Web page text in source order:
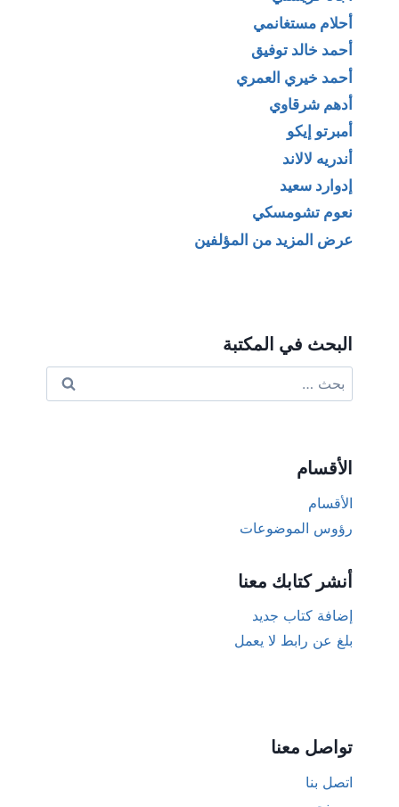
أحلام مستغانمي
أحمد خالد توفيق
أحمد خيري العمري
أدهم شرقاوي
أمبرتو إيكو
أندريه لالاند
إدوارد سعيد
نعوم تشومسكي
عرض المزيد من المؤلفين
البحث في المكتبة
عن:
الأقسام
الأقسام
رؤوس الموضوعات
أنشر كتابك معنا
إضافة كتاب جديد
بلغ عن رابط لا يعمل
تواصل معنا
اتصل بنا